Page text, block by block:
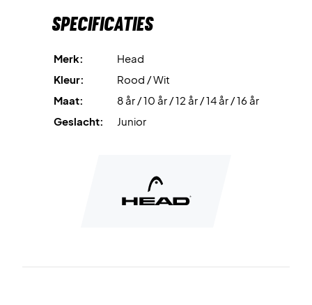
zorgt voor een verkoelend effect.
Closed mesh-panelenaan de zijkanten en mouwen
bevorderen het ademend vermogen.
Club 25 Tech T-shirt Boys vandaag nog!
Specificaties
Merk:
Head
Kleur:
Rood / Wit
Maat:
8 år / 10 år / 12 år / 14 år / 16 år
Geslacht:
Junior